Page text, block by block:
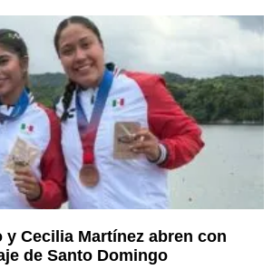
y Cecilia Martínez abren con
de Santo Domingo